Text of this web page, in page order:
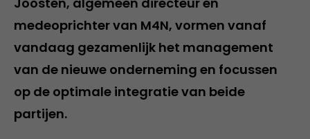
medeoprichter van M4N, vormen vanaf
vandaag gezamenlijk het management
van de nieuwe onderneming en focussen
op de optimale integratie van beide
partijen.